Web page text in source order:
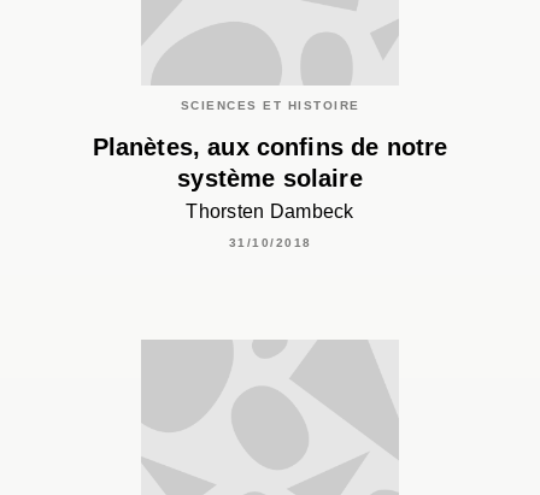
SCIENCES ET HISTOIRE
Planètes, aux confins de notre
système solaire
Thorsten Dambeck
31/10/2018